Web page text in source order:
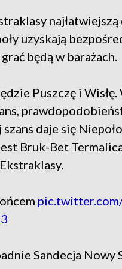
uzyskają
będą w barażach.
Puszczę i Wisłę.
daje się
Bruk-Bet
Sandecja Nowy